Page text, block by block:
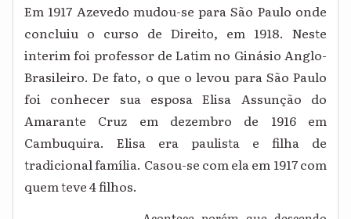
Em 1917 Azevedo mudou-se para São Paulo onde
concluiu o curso de Direito, em 1918. Neste
interim foi professor de Latim no Ginásio Anglo-
Brasileiro. De fato, o que o levou para São Paulo
foi conhecer sua esposa Elisa Assunção do
Amarante Cruz em dezembro de 1916 em
Cambuquira. Elisa era paulista e filha de
tradicional família. Casou-se com ela em 1917 com
quem teve 4 filhos.